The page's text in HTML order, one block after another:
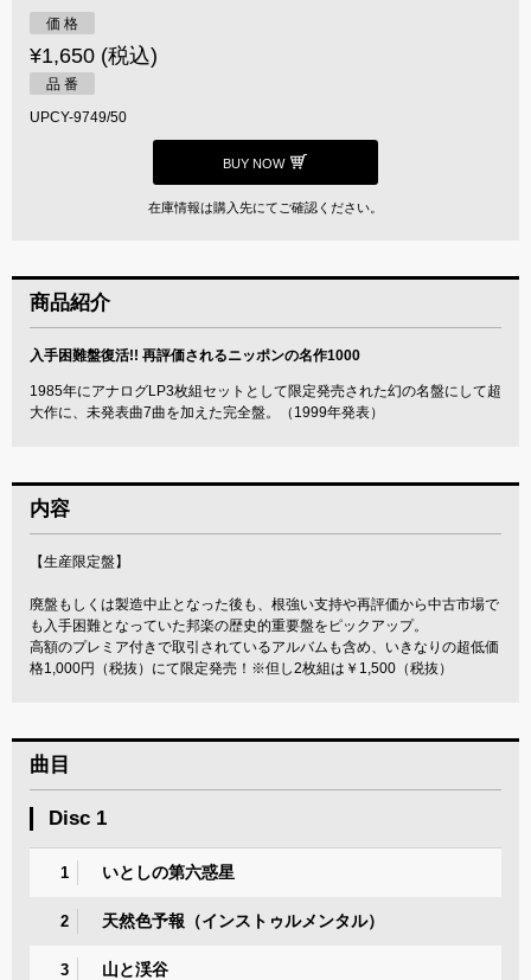
価 格
¥1,650 (税込)
品 番
UPCY-9749/50
BUY NOW
在庫情報は購入先にてご確認ください。
商品紹介
入手困難盤復活!! 再評価されるニッポンの名作1000
1985年にアナログLP3枚組セットとして限定発売された幻の名盤にして超
大作に、未発表曲7曲を加えた完全盤。（1999年発表）
内容
【生産限定盤】
廃盤もしくは製造中止となった後も、根強い支持や再評価から中古市場で
も入手困難となっていた邦楽の歴史的重要盤をピックアップ。
高額のプレミア付きで取引されているアルバムも含め、いきなりの超低価
格1,000円（税抜）にて限定発売！※但し2枚組は￥1,500（税抜）
曲目
Disc 1
1 いとしの第六惑星
2 天然色予報（インストゥルメンタル）
3 山と渓谷